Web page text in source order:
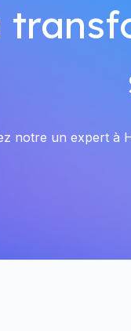
notre un expert à